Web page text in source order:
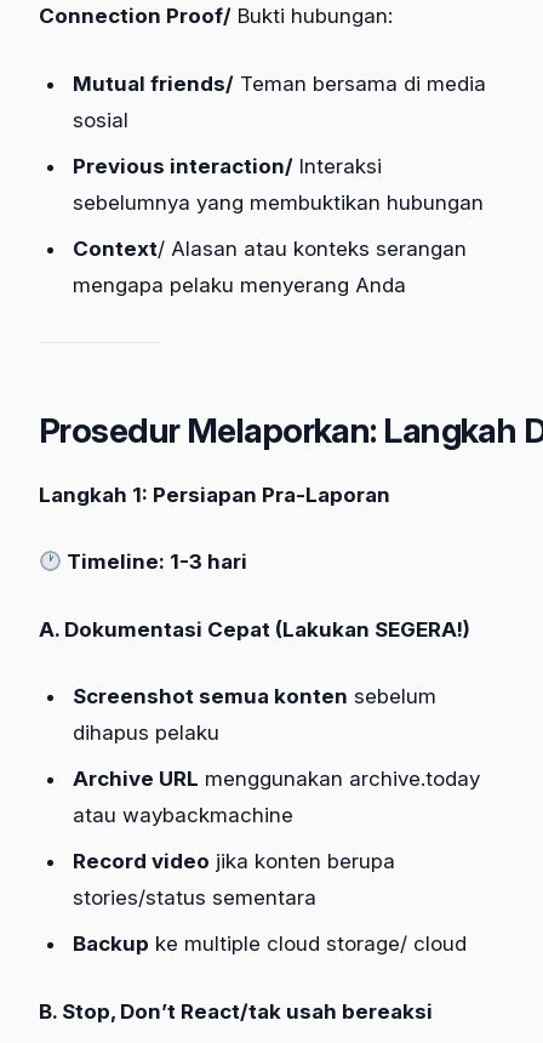
Connection Proof/ Bukti hubungan:
Mutual friends/ Teman bersama di media
sosial
Previous interaction/ Interaksi
sebelumnya yang membuktikan hubungan
Context/ Alasan atau konteks serangan
mengapa pelaku menyerang Anda
Prosedur Melaporkan: Langkah
Langkah 1: Persiapan Pra-Laporan
Timeline: 1-3 hari
A. Dokumentasi Cepat (Lakukan SEGERA!)
Screenshot semua konten sebelum
dihapus pelaku
Archive URL menggunakan archive.today
atau waybackmachine
Record video jika konten berupa
stories/status sementara
Backup ke multiple cloud storage/ cloud
B. Stop, Don’t React/tak usah bereaksi